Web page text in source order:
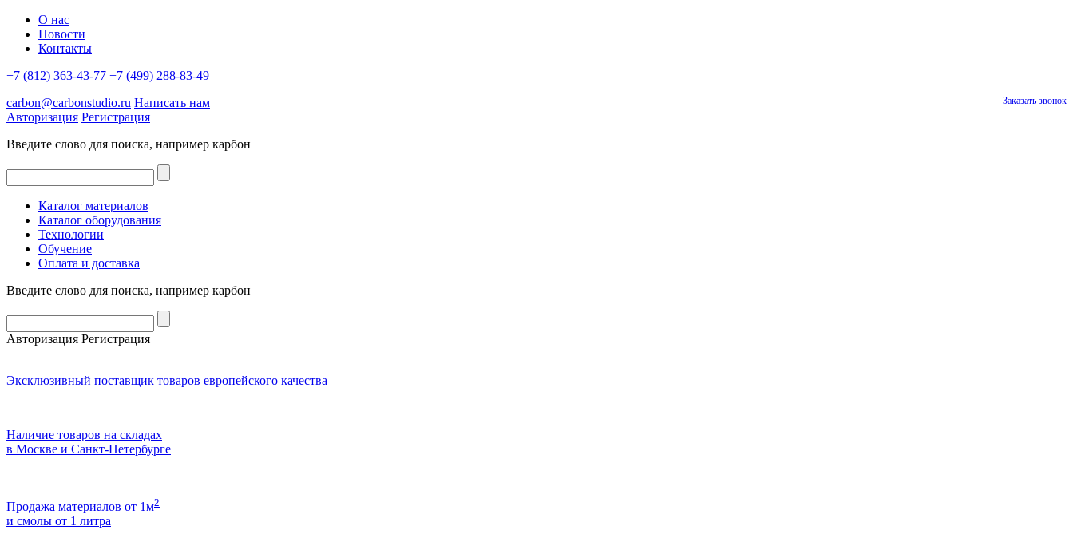
О нас
Новости
Контакты
+7 (812) 363-43-77 +7 (499) 288-83-49
Заказать звонок
carbon@carbonstudio.ru Написать нам
Авторизация Регистрация
Введите слово для поиска, например карбон
Каталог материалов
Каталог оборудования
Технологии
Обучение
Оплата и доставка
Введите слово для поиска, например карбон
Авторизация Регистрация
Эксклюзивный поставщик товаров европейского качества
Наличие товаров на складах
в Москве и Санкт-Петербурге
Продажа материалов от 1м2
и смолы от 1 литра